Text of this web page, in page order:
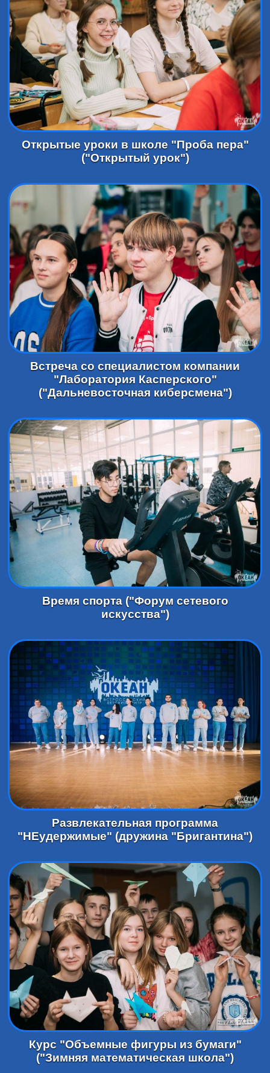
Открытые уроки в школе "Проба пера"
("Открытый урок")
Встреча со специалистом компании
"Лаборатория Касперского"
("Дальневосточная киберсмена")
Время спорта ("Форум сетевого
искусства")
Развлекательная программа
"НЕудержимые" (дружина "Бригантина")
Курс "Объемные фигуры из бумаги"
("Зимняя математическая школа")